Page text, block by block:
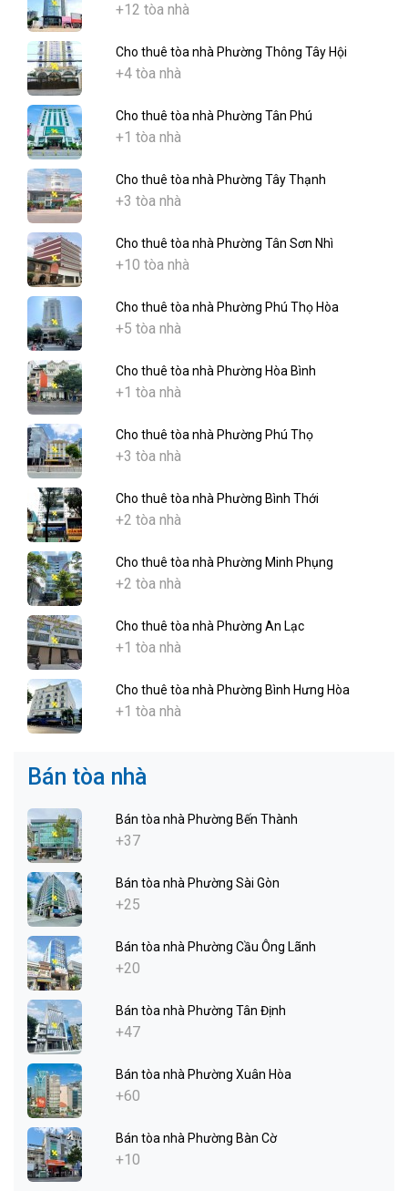
+12 tòa nhà
Cho thuê tòa nhà Phường Thông Tây Hội
+4 tòa nhà
Cho thuê tòa nhà Phường Tân Phú
+1 tòa nhà
Cho thuê tòa nhà Phường Tây Thạnh
+3 tòa nhà
Cho thuê tòa nhà Phường Tân Sơn Nhì
+10 tòa nhà
Cho thuê tòa nhà Phường Phú Thọ Hòa
+5 tòa nhà
Cho thuê tòa nhà Phường Hòa Bình
+1 tòa nhà
Cho thuê tòa nhà Phường Phú Thọ
+3 tòa nhà
Cho thuê tòa nhà Phường Bình Thới
+2 tòa nhà
Cho thuê tòa nhà Phường Minh Phụng
+2 tòa nhà
Cho thuê tòa nhà Phường An Lạc
+1 tòa nhà
Cho thuê tòa nhà Phường Bình Hưng Hòa
+1 tòa nhà
Bán tòa nhà
Bán tòa nhà Phường Bến Thành
+37
Bán tòa nhà Phường Sài Gòn
+25
Bán tòa nhà Phường Cầu Ông Lãnh
+20
Bán tòa nhà Phường Tân Định
+47
Bán tòa nhà Phường Xuân Hòa
+60
Bán tòa nhà Phường Bàn Cờ
+10